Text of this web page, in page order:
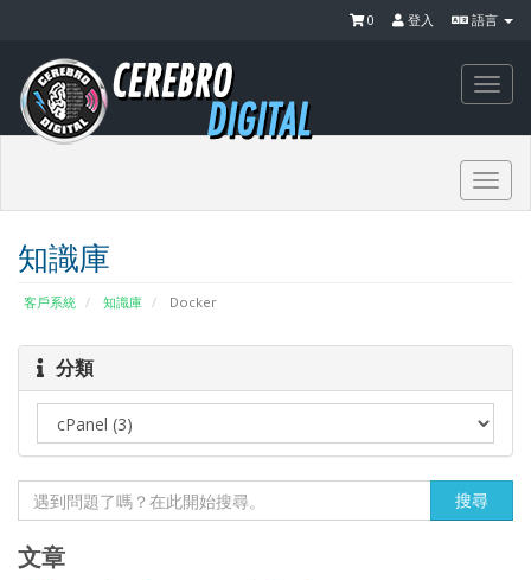
語言
登入
0
知識庫
客戶系統 知識庫 Docker
分類
文章